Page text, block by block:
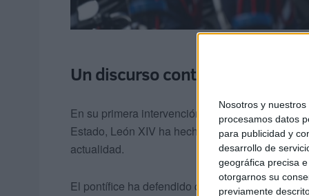
Nosotros y nuestros
procesamos datos
para publicidad y
desarrollo de
geográfica precisa
otorgarnos su
previamente
Un discurso contra la
En su primera intervención en elPalacio Real,
Estado, León XIV ha hecho un llamamiento
actualidad.
El pontífice ha defendido que la historia de